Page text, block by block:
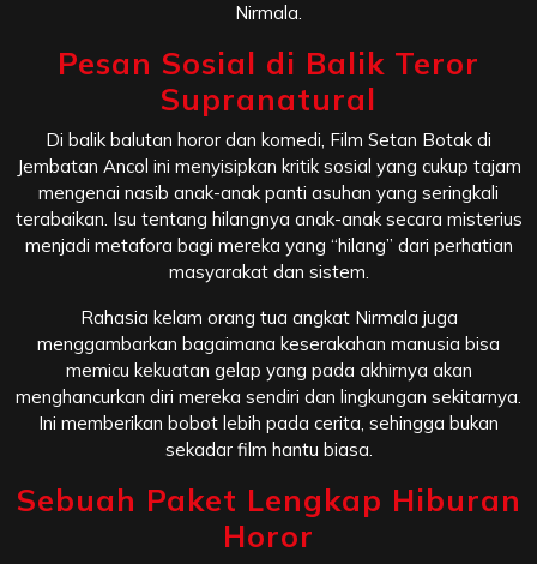
Nirmala.
Pesan Sosial di Balik Teror
Supranatural
Di balik balutan horor dan komedi, Film Setan Botak di
Jembatan Ancol ini menyisipkan kritik sosial yang cukup tajam
mengenai nasib anak-anak panti asuhan yang seringkali
terabaikan. Isu tentang hilangnya anak-anak secara misterius
menjadi metafora bagi mereka yang “hilang” dari perhatian
masyarakat dan sistem.
Rahasia kelam orang tua angkat Nirmala juga
menggambarkan bagaimana keserakahan manusia bisa
memicu kekuatan gelap yang pada akhirnya akan
menghancurkan diri mereka sendiri dan lingkungan sekitarnya.
Ini memberikan bobot lebih pada cerita, sehingga bukan
sekadar film hantu biasa.
Sebuah Paket Lengkap Hiburan
Horor